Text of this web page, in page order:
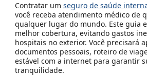
Contratar um seguro de saúde
você receba atendimento médico de
qualquer lugar do mundo. Este guia
melhor cobertura, evitando gastos
hospitais no exterior. Você precisará
documentos pessoais, roteiro de
estável com a internet para garantir
tranquilidade.